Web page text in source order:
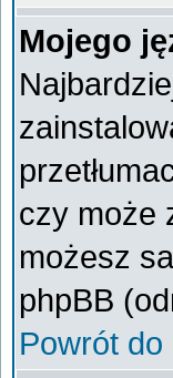
Mojego
czy może
możesz
phpBB
Powrót do